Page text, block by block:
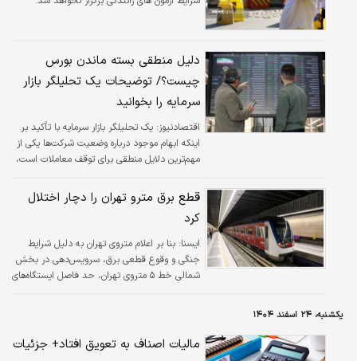
دلیل منطقی بسته ماندن بورس
چیست؟/ توضیحات یک تحلیلگر بازار
سرمایه را بخوانید
اقتصادنیوز: یک تحلیلگر بازار سرمایه با تأکید بر
اینکه ابهام موجود درباره وضعیت شرکت‌ها یکی از
مهم‌ترین دلایل منطقی برای توقف معاملات است،
نشود و اطلاعات دقیق‌تری از وضعیت بنگاه‌ها در
دسترس قرار نگیرد، بسته بودن بازار می‌تواند به
جلوگیری از تصمیم‌های شتاب‌زده کمک کند.
قطع برق مترو تهران را دچار اختلال
کرد
ايسنا: بنا بر اعلام متروی تهران به دلیل شرایط
جنگی و وقوع قطعی برق، سرویس‌دهی در بخش
شمالی خط ۵ متروی تهران، حد فاصل ایستگاه‌های
یکشنبه، ۲۴ اسفند ۱۴۰۴
مالیات اصناف به تعویق افتاد+ جزئیات